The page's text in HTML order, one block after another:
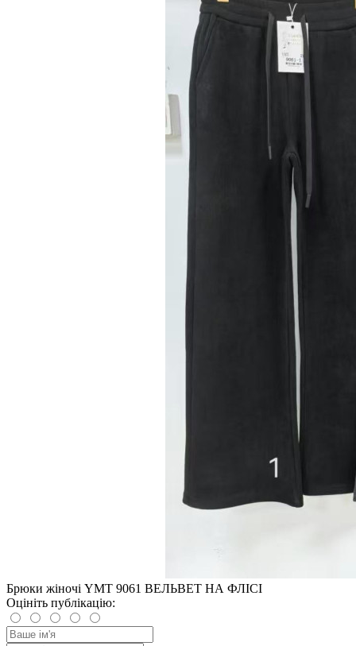
Брюки жіночі YMT 9061 ВЕЛЬВЕТ НА ФЛІСІ
Оцініть публікацію: